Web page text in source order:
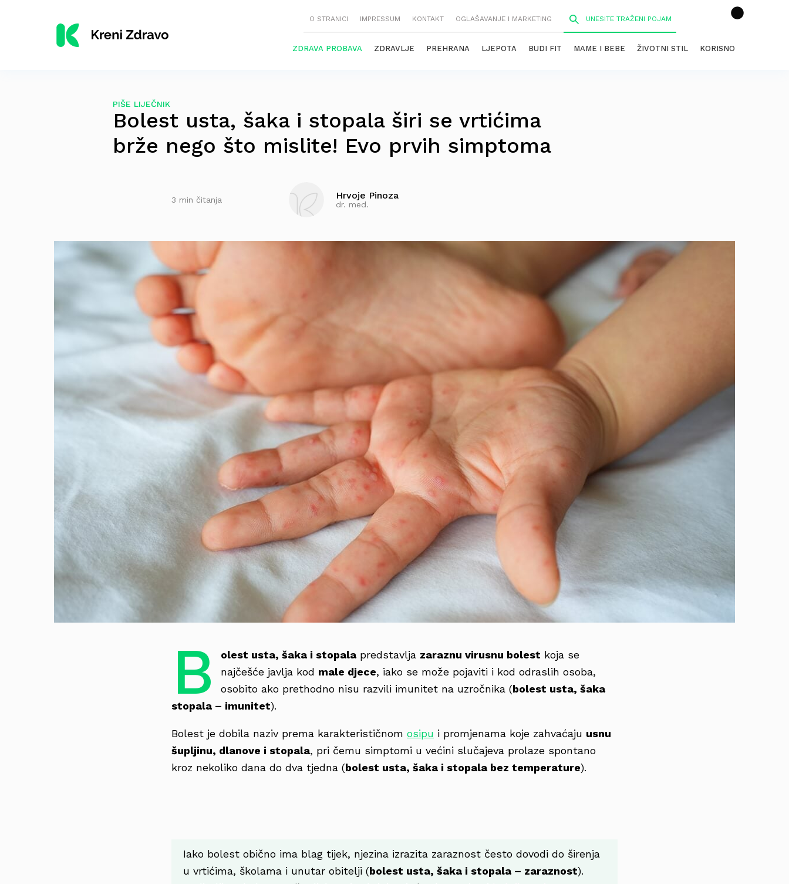
O STRANICI IMPRESSUM KONTAKT OGLAŠAVANJE I MARKETING
ZDRAVA PROBAVA ZDRAVLJE PREHRANA LJEPOTA BUDI FIT MAME I BEBE ŽIVOTNI STIL KORISNO
PIŠE LIJEČNIK
Bolest usta, šaka i stopala širi se vrtićima
brže nego što mislite! Evo prvih simptoma
3 min čitanja Hrvoje Pinoza
dr. med.
B olest usta, šaka i stopala predstavlja zaraznu virusnu bolest koja se
najčešće javlja kod male djece, iako se može pojaviti i kod odraslih osoba,
osobito ako prethodno nisu razvili imunitet na uzročnika (bolest usta, šaka
stopala – imunitet).
Bolest je dobila naziv prema karakterističnom osipu i promjenama koje zahvaćaju usnu
šupljinu, dlanove i stopala, pri čemu simptomi u većini slučajeva prolaze spontano
kroz nekoliko dana do dva tjedna (bolest usta, šaka i stopala bez temperature).
Iako bolest obično ima blag tijek, njezina izrazita zaraznost često dovodi do širenja
u vrtićima, školama i unutar obitelji (bolest usta, šaka i stopala – zaraznost).